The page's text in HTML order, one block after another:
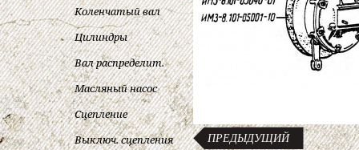
Коленчатый вал
Цилиндры
Вал распределит.
Масляный насос
Сцепление
Выключ. сцепления
ПРЕДЫДУЩИЙ